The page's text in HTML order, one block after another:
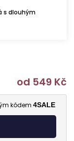
s dlouhým
od 549 Kč
kódem 4SALE